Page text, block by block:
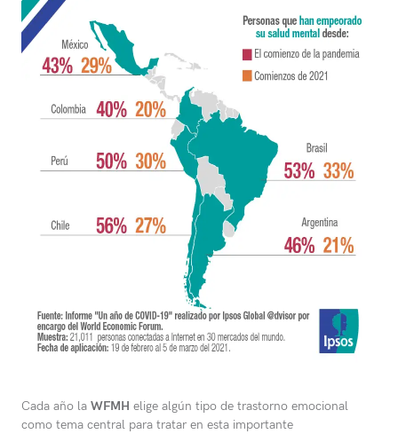
Cada año la WFMH elige algún tipo de trastorno emocional
como tema central para tratar en esta importante